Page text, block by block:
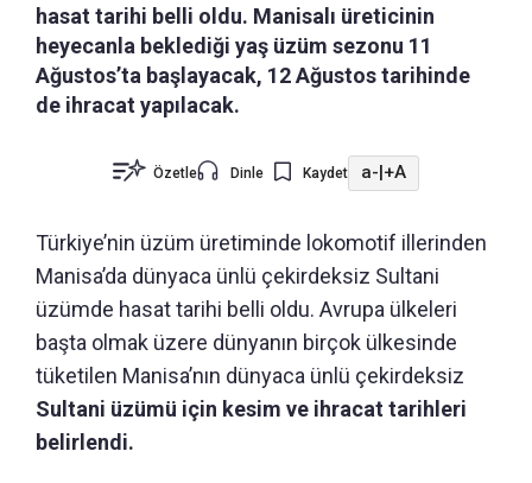
hasat tarihi belli oldu. Manisalı üreticinin
heyecanla beklediği yaş üzüm sezonu 11
Ağustos’ta başlayacak, 12 Ağustos tarihinde
de ihracat yapılacak.
Özetle Dinle Kaydet a-|+A
Türkiye’nin üzüm üretiminde lokomotif illerinden
Manisa’da dünyaca ünlü çekirdeksiz Sultani
üzümde hasat tarihi belli oldu. Avrupa ülkeleri
başta olmak üzere dünyanın birçok ülkesinde
tüketilen Manisa’nın dünyaca ünlü çekirdeksiz
Sultani üzümü için kesim ve ihracat tarihleri
belirlendi.